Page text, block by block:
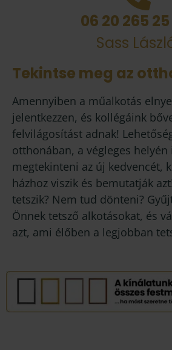
06 20 265
Sass
Tekintse meg az
Amennyiben a műalkotás
jelentkezzen, és kollégáink
felvilágosítást adnak!
otthonában, a végleges helyén
megtekinteni az új kedvencét,
házhoz viszik és bemutatják
tetszik? Nem tud dönteni?
Önnek tetsző alkotásokat, és
azt, ami élőben a legjobban